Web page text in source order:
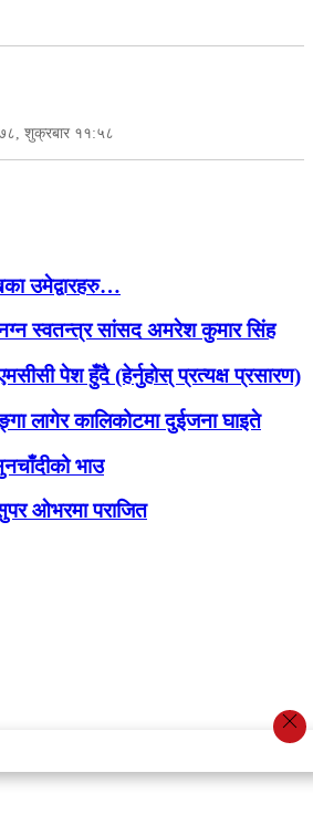
शुक्रबार ११:५८
उमेद्वारहरु…
स्वतन्त्र सांसद अमरेश कुमार सिंह
पेश हुँदै (हेर्नुहोस् प्रत्यक्ष प्रसारण)
लागेर कालिकोटमा दुईजना घाइते
भाउ
ओभरमा पराजित